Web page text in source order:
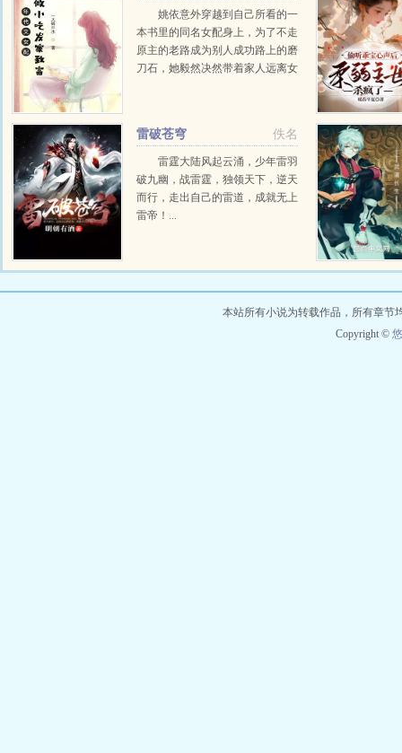
小吃发家致富
姚依意外穿越到自己所看的一
本书里的同名女配身上，为了不走
原主的老路成为别人成功路上的磨
刀石，她毅然决然带着家人远离女
佚名
雷破苍穹
雷霆大陆风起云涌，少年雷羽
破九幽，战雷霆，独领天下，逆天
而行，走出自己的雷道，成就无上
雷帝！...
本站所有小说为转载作品，所有章节
Copyright ©